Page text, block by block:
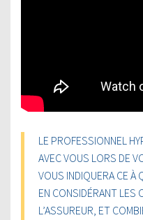
LE PROFESSIONNEL
AVEC VOUS LORS DE
VOUS INDIQUERA CE À
EN CONSIDÉRANT LES
L’ASSUREUR, ET